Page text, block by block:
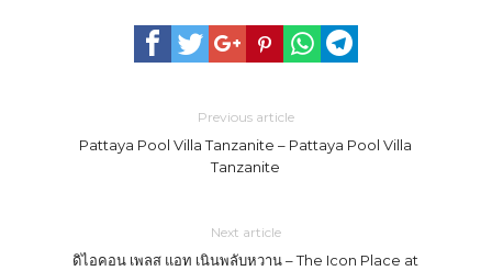
Previous article
Pattaya Pool Villa Tanzanite – Pattaya Pool Villa
Tanzanite
Next article
ดิไอคอน เพลส แอท เนินพลับหวาน – The Icon Place at